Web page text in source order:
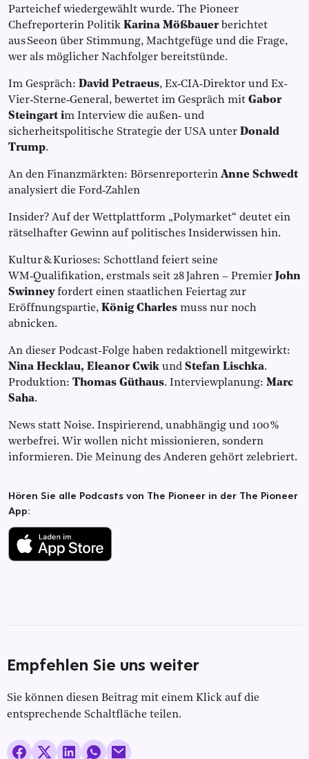
Parteichef wiedergewählt wurde. The Pioneer
Chefreporterin Politik Karina Mößbauerberichtet
aus Seeon über Stimmung, Machtgefüge und die Frage,
wer als möglicher Nachfolger bereitstünde.
Im Gespräch: David Petraeus, Ex‑CIA‑Direktor und Ex-
Vier‑Sterne‑General, bewertet im Gespräch mit Gabor
Steingart im Interview die außen‑ und
sicherheitspolitische Strategie der USA unter Donald
Trump.
An den Finanzmärkten: Börsenreporterin Anne Schwedt
analysiert die Ford‑Zahlen
Insider? Auf der Wettplattform „Polymarket“ deutet ein
rätselhafter Gewinn auf politisches Insiderwissen hin.
Kultur & Kurioses: Schottland feiert seine
WM‑Qualifikation, erstmals seit 28 Jahren – Premier John
Swinneyfordert einen staatlichen Feiertag zur
Eröffnungspartie, König Charles muss nur noch
abnicken.
An dieser Podcast-Folge haben redaktionell mitgewirkt:
Nina Hecklau, Eleanor Cwik und Stefan Lischka.
Produktion: Thomas Güthaus. Interviewplanung: Marc
Saha.
News statt Noise. Inspirierend, unabhängig und 100 %
werbefrei. Wir wollen nicht missionieren, sondern
informieren. Die Meinung des Anderen gehört zelebriert.
Hören Sie alle Podcasts von The Pioneer in der The Pioneer
App:
Empfehlen Sie uns weiter
Sie können diesen Beitrag mit einem Klick auf die
entsprechende Schaltfläche teilen.